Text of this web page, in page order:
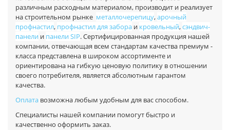
различным расходным материалом, производит и реализует
на строительном рынке металлочерепицу,арочный
профнастил, профнастил для забора и кровельный,сэндвич-
панели и панели SIP. Сертифицированная продукция нашей
компании, отвечающая всем стандартам качества премиум -
класса представлена в широком ассортименте и
ориентирована на гибкую ценовую политику в отношении
своего потребителя, является абсолютным гарантом
качества.
Оплата возможна любым удобным для вас способом.
Специалисты нашей компании помогут быстро и
качественно оформить заказ.